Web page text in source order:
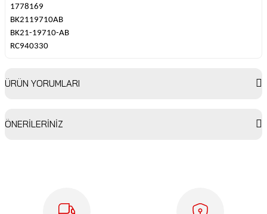
1778169
BK2119710AB
BK21-19710-AB
RC940330
ÜRÜN YORUMLARI
ÖNERİLERİNİZ